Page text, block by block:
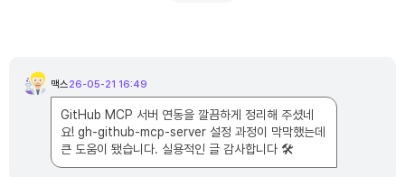
맥
스
맥스26-05-21 16:49
GitHub MCP 서버 연동을 깔끔하게 정리해 주셨네
요! gh-github-mcp-server 설정 과정이 막막했는데
큰 도움이 됐습니다. 실용적인 글 감사합니다 🛠️